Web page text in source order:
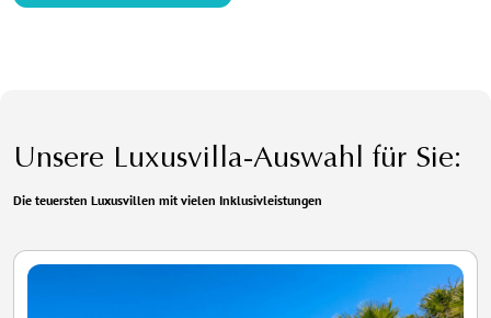
Unsere Luxusvilla-Auswahl für Sie:
Die teuersten Luxusvillen mit vielen Inklusivleistungen